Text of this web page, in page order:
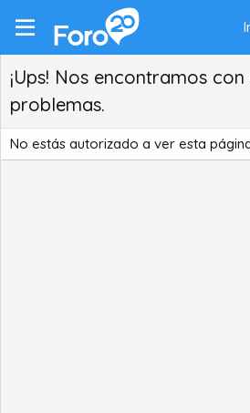
¡Ups! Nos encontramos
problemas.
No estás autorizado a ver esta